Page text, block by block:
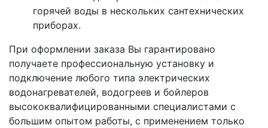
горячей воды в нескольких сантехнических
приборах.
При оформлении заказа Вы гарантировано
получаете профессиональную установку и
подключение любого типа электрических
водонагревателей, водогреев и бойлеров
высококвалифицированными специалистами с
большим опытом работы, с применением только